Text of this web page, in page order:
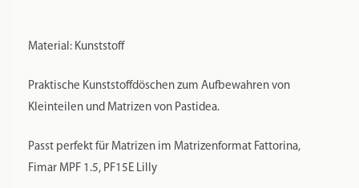
Material: Kunststoff
Praktische Kunststoffdöschen zum Aufbewahren von
Kleinteilen und Matrizen von Pastidea.
Passt perfekt für Matrizen im Matrizenformat Fattorina,
Fimar MPF 1.5, PF15E Lilly